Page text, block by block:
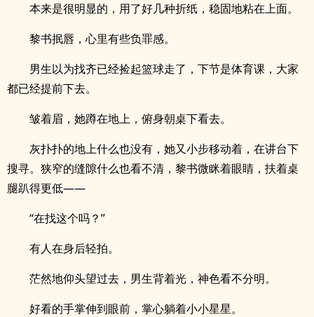
本来是很明显的，用了好几种折纸，稳固地粘在上面。
黎书抿唇，心里有些负罪感。
男生以为找齐已经捡起篮球走了，下节是体育课，大家
都已经提前下去。
皱着眉，她蹲在地上，俯身朝桌下看去。
灰扑扑的地上什么也没有，她又小步移动着，在讲台下
搜寻。狭窄的缝隙什么也看不清，黎书微眯着眼睛，扶着桌
腿趴得更低——
“在找这个吗？”
有人在身后轻拍。
茫然地仰头望过去，男生背着光，神色看不分明。
好看的手掌伸到眼前，掌心躺着小小星星。